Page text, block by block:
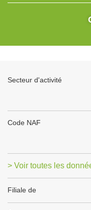
Secteur d'activité
Code NAF
> Voir toutes les
Filiale de